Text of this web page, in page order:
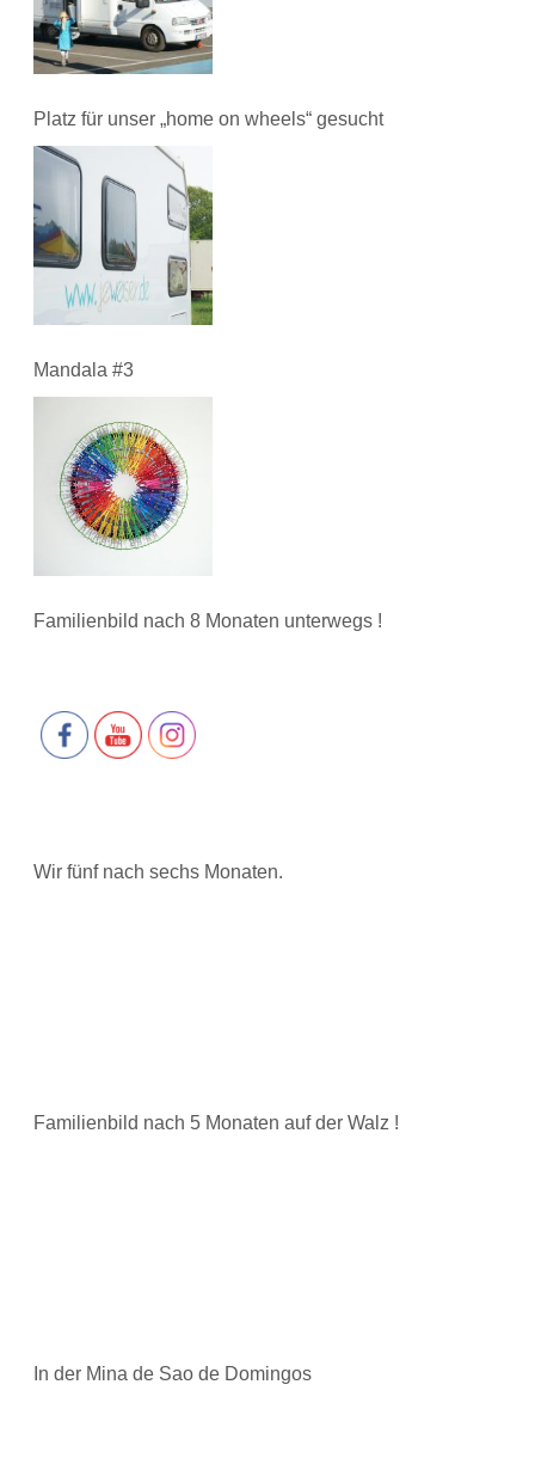
Platz für unser „home on wheels“ gesucht
Mandala #3
Familienbild nach 8 Monaten unterwegs !
Wir fünf nach sechs Monaten.
Familienbild nach 5 Monaten auf der Walz !
In der Mina de Sao de Domingos